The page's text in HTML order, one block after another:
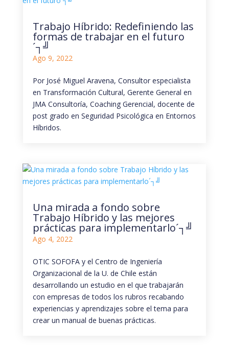
Trabajo Híbrido: Redefiniendo las
formas de trabajar en el futuro
´┐╝
Ago 9, 2022
Por José Miguel Aravena, Consultor especialista
en Transformación Cultural, Gerente General en
JMA Consultoría, Coaching Gerencial, docente de
post grado en Seguridad Psicológica en Entornos
Híbridos.
Una mirada a fondo sobre
Trabajo Híbrido y las mejores
prácticas para implementarlo´┐╝
Ago 4, 2022
OTIC SOFOFA y el Centro de Ingeniería
Organizacional de la U. de Chile están
desarrollando un estudio en el que trabajarán
con empresas de todos los rubros recabando
experiencias y aprendizajes sobre el tema para
crear un manual de buenas prácticas.